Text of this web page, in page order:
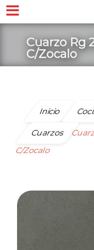
Cuarzo Rg
C/Zocalo
Inicio
Cuarzos
C/Zocalo